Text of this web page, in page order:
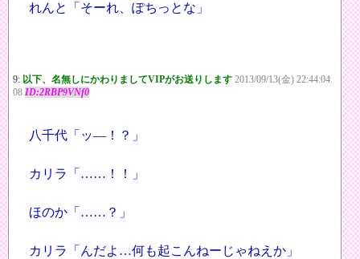
れんと「そーれ、ぽちっとな」
9: 以下、名無しにかわりましてVIPがお送りします 2013/09/13(金) 22:44:04.
08 ID:2RBP9VNf0
八千代「ッ―！？」
カリラ「……！！」
ほのか「……？」
カリラ「んだよ…何も起こんねーじゃねえか」